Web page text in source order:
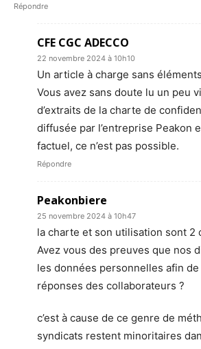
Répondre
CFE CGC ADECCO
22 novembre 2024 à 10h10
Un article à charge sans
Vous avez sans doute lu un peu
d’extraits de la charte de
diffusée par l’entreprise Peakon
factuel, ce n’est pas possible.
Répondre
Peakonbiere
25 novembre 2024 à 10h47
la charte et son utilisation sont 2
Avez vous des preuves que nos
les données personnelles afin
réponses des collaborateurs ?
c’est à cause de ce genre de
syndicats restent minoritaires